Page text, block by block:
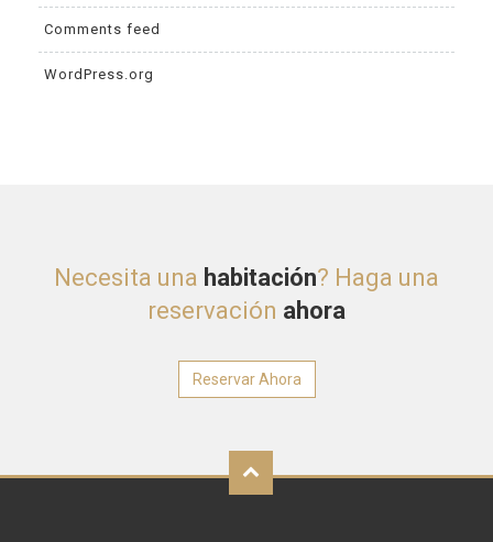
Comments feed
WordPress.org
Necesita una habitación? Haga una
reservación ahora
Reservar Ahora